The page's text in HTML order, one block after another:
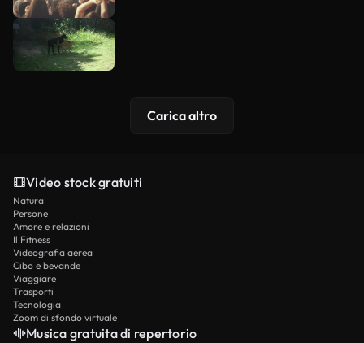
Carica altro
Video stock gratuiti
Natura
Persone
Amore e relazioni
Il Fitness
Videografia aerea
Cibo e bevande
Viaggiare
Trasporti
Tecnologia
Zoom di sfondo virtuale
Musica gratuita di repertorio